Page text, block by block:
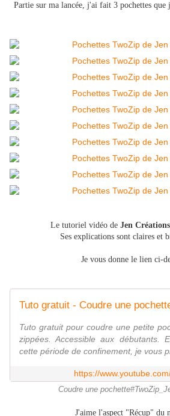
Partie sur ma lancée, j'ai fait 3 pochettes que
Le tutoriel vidéo de Jen Créations
Ses explications sont claires et
Je vous donne le lien ci-
Tuto gratuit - Coudre une
Tuto gratuit pour coudre une petite
zippées. Accessible aux débutants.
cette période de confinement, je vous
https://
Coudre une
J'aime l'aspect "Récup" du